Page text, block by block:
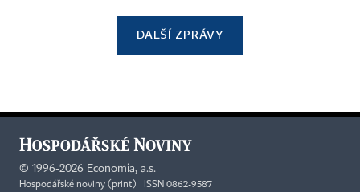
DALŠÍ ZPRÁVY
© 1996-2026 Economia, a.s.
Hospodářské noviny (print) ISSN 0862-9587